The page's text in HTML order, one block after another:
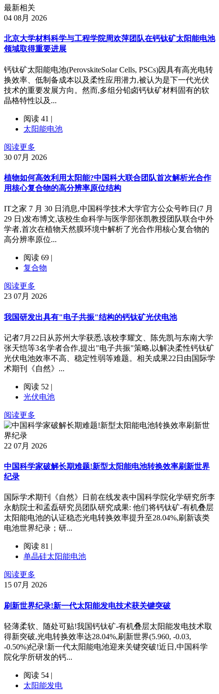
最新相关
04 08月 2026
北京大学材料科学与工程学院周欢萍团队在钙钛矿太阳能电池
领域取得重要进展
钙钛矿太阳能电池(PerovskiteSolar Cells, PSCs)因具有高光电转
换效率、低制备成本以及柔性应用潜力,被认为是下一代光伏
技术的重要发展方向。然而,多组分铅卤钙钛矿材料固有的软
晶格特性以及...
阅读 41 |
太阳能电池
阅读更多
30 07月 2026
植物如何高效利用太阳能?中国科大联合团队首次解析光合作
用核心复合物的高分辨率原位结构
IT之家 7 月 30 日消息,中国科学技术大学官方公众号昨日(7 月
29 日)发布博文,该校生命科学与医学部张凯教授团队联合中外
学者,首次在植物天然膜环境中解析了光合作用核心复合物的
高分辨率原位...
阅读 69 |
复合物
阅读更多
23 07月 2026
我国研发出具有"电子共振"结构的钙钛矿光伏电池
记者7月22日从苏州大学获悉,该校李耀文、陈先凯与东南大学
张天恺等3名学者合作,提出"电子共振"策略,以解决柔性钙钛矿
光伏电池效率不高、稳定性弱等难题。相关成果22日由国际学
术期刊《自然》...
阅读 52 |
光伏电池
阅读更多
22 07月 2026
中国科学家破解长期难题!新型太阳能电池转换效率刷新世界
纪录
国际学术期刊《自然》日前在线发表中国科学院化学研究所李
永舫院士和孟磊研究员团队研究成果: 他们将钙钛矿-有机叠层
太阳能电池的认证稳态光电转换效率提升至28.04%,刷新该类
电池世界纪录；研...
阅读 81 |
单晶硅太阳能电池
阅读更多
15 07月 2026
刷新世界纪录!新一代太阳能发电技术获关键突破
轻薄柔软、随处可贴!我国钙钛矿-有机叠层太阳能发电技术取
得新突破,光电转换效率达28.04%,刷新世界(5.960, -0.03,
-0.50%)纪录!新一代太阳能电池迎来关键突破!近日,中国科学
院化学所研发的钙...
阅读 54 |
太阳能发电